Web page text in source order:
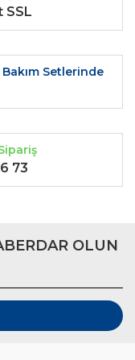
SSL
Setlerinde
73
OLUN